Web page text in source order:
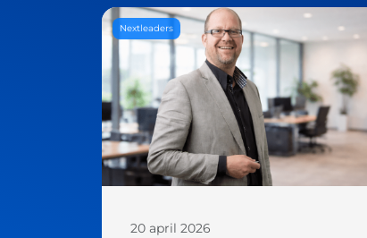
Nextleaders
20 april 2026